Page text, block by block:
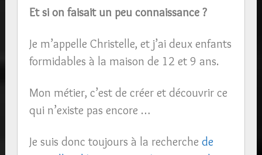
Et si on faisait un peu connaissance ?
Je m’appelle Christelle, et j’ai deux enfants
formidables à la maison de 12 et 9 ans.
Mon métier, c’est de créer et découvrir ce
qui n’existe pas encore …
Je suis donc toujours à la recherche de